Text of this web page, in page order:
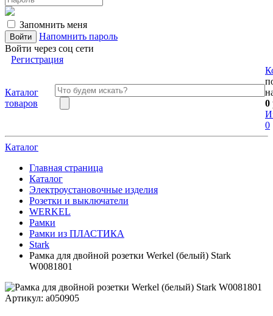
Запомнить меня
Напомнить пароль
Войти через соц сети
Регистрация
Каталог
товаров
0
0
Каталог
Главная страница
Каталог
Электроустановочные изделия
Розетки и выключатели
WERKEL
Рамки
Рамки из ПЛАСТИКА
Stark
Рамка для двойной розетки Werkel (белый) Stark
W0081801
Артикул: a050905